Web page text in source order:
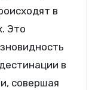
в
Это
в
совершая